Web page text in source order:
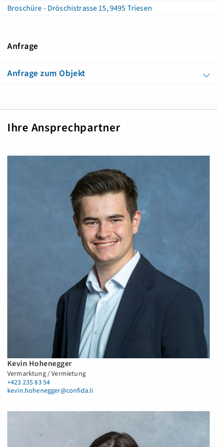
Broschüre - Dröschistrasse 15, 9495 Triesen
Anfrage
Anfrage zum Objekt
Ihre Ansprechpartner
Kevin Hohenegger
Vermarktung / Vermietung
+423 235 83 54
kevin.hohenegger@confida.li